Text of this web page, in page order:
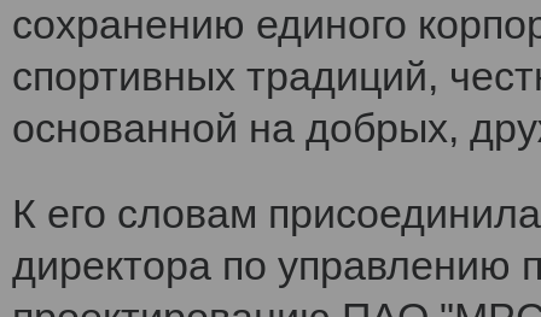
сохранению единого
спортивных традиций,
основанной на добрых,
К его словам
директора по управлению